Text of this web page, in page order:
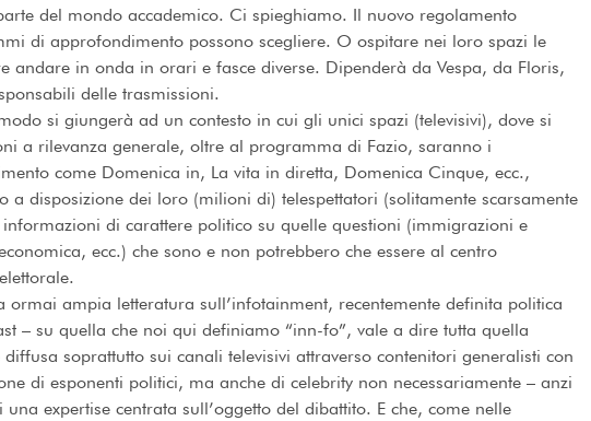
del mondo accademico. Ci spieghiamo. Il nuovo regolamento
di approfondimento possono scegliere. O ospitare nei loro spazi le
andare in onda in orari e fasce diverse. Dipenderà da Vespa, da Floris,
delle trasmissioni.
si giungerà ad un contesto in cui gli unici spazi (televisivi), dove si
a rilevanza generale, oltre al programma di Fazio, saranno i
come Domenica in, La vita in diretta, Domenica Cinque, ecc.,
a disposizione dei loro (milioni di) telespettatori (solitamente scarsamente
di carattere politico su quelle questioni (immigrazioni e
ecc.) che sono e non potrebbero che essere al centro
ormai ampia letteratura sull’infotainment, recentemente definita politica
– su quella che noi qui definiamo “inn-fo”, vale a dire tutta quella
soprattutto sui canali televisivi attraverso contenitori generalisti con
di esponenti politici, ma anche di celebrity non necessariamente – anzi
expertise centrata sull’oggetto del dibattito. E che, come nelle